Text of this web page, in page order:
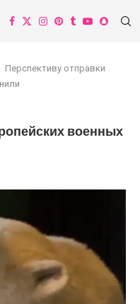
Перспективу отправки
военных